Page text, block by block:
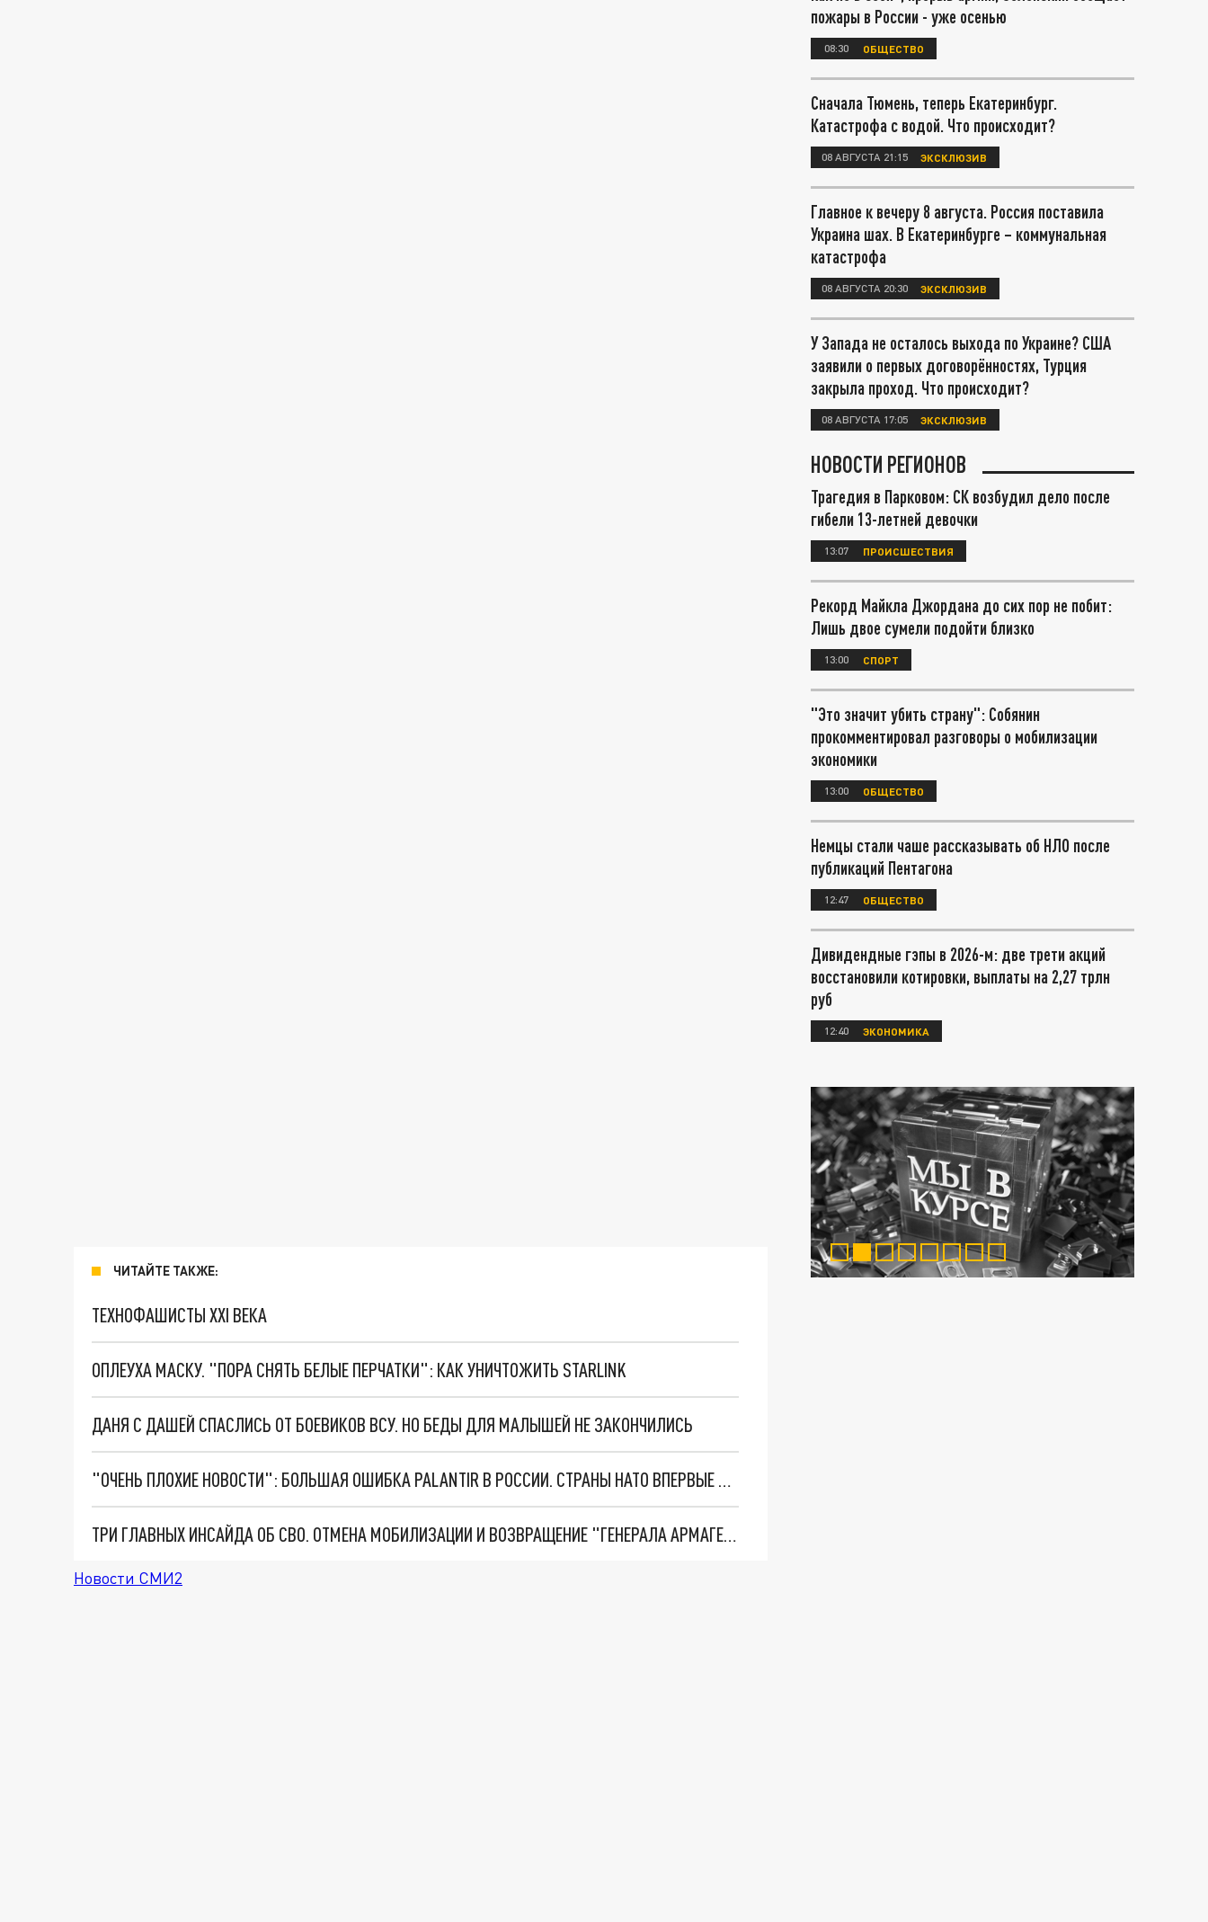
ЧИТАЙТЕ ТАКЖЕ:
ТЕХНОФАШИСТЫ XXI ВЕКА
ОПЛЕУХА МАСКУ. "ПОРА СНЯТЬ БЕЛЫЕ ПЕРЧАТКИ": КАК УНИЧТОЖИТЬ STARLINK
ДАНЯ С ДАШЕЙ СПАСЛИСЬ ОТ БОЕВИКОВ ВСУ. НО БЕДЫ ДЛЯ МАЛЫШЕЙ НЕ ЗАКОНЧИЛИСЬ
"ОЧЕНЬ ПЛОХИЕ НОВОСТИ": БОЛЬШАЯ ОШИБКА PALANTIR В РОССИИ. СТРАНЫ НАТО ВПЕРВЫЕ ЗА СВО ОСТАНОВИЛИ ПОСТАВКИ ОРУЖИЯ. ВСУ ТЕРЯЮТ ПРИГРАНИЧЬЕ?
ТРИ ГЛАВНЫХ ИНСАЙДА ОБ СВО. ОТМЕНА МОБИЛИЗАЦИИ И ВОЗВРАЩЕНИЕ "ГЕНЕРАЛА АРМАГЕДДОНА"? ОТЛИЧНЫЕ НОВОСТИ, КОТОРЫЕ ЖДАЛИ ВСЕ
Новости СМИ2
пожары в России - уже осенью
08:30 ОБЩЕСТВО
Сначала Тюмень, теперь Екатеринбург.
Катастрофа с водой. Что происходит?
08 АВГУСТА 21:15 ЭКСКЛЮЗИВ
Главное к вечеру 8 августа. Россия поставила
Украина шах. В Екатеринбурге – коммунальная
катастрофа
08 АВГУСТА 20:30 ЭКСКЛЮЗИВ
У Запада не осталось выхода по Украине? США
заявили о первых договорённостях, Турция
закрыла проход. Что происходит?
08 АВГУСТА 17:05 ЭКСКЛЮЗИВ
НОВОСТИ РЕГИОНОВ
Трагедия в Парковом: СК возбудил дело после
гибели 13-летней девочки
13:07 ПРОИСШЕСТВИЯ
Рекорд Майкла Джордана до сих пор не побит:
Лишь двое сумели подойти близко
13:00 СПОРТ
"Это значит убить страну": Собянин
прокомментировал разговоры о мобилизации
экономики
13:00 ОБЩЕСТВО
Немцы стали чаше рассказывать об НЛО после
публикаций Пентагона
12:47 ОБЩЕСТВО
Дивидендные гэпы в 2026-м: две трети акций
восстановили котировки, выплаты на 2,27 трлн
руб
12:40 ЭКОНОМИКА